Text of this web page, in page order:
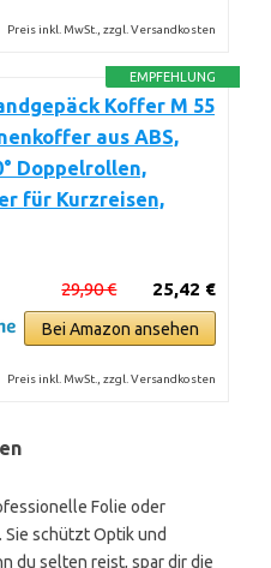
Preis inkl. MwSt., zzgl. Versandkosten
EMPFEHLUNG
Koffer M 55
aus ABS,
Doppelrollen,
für Kurzreisen,
25,42 €
29,90 €
Bei Amazon ansehen
Preis inkl. MwSt., zzgl. Versandkosten
Folie oder
schützt Optik und
du selten reist, spar dir die